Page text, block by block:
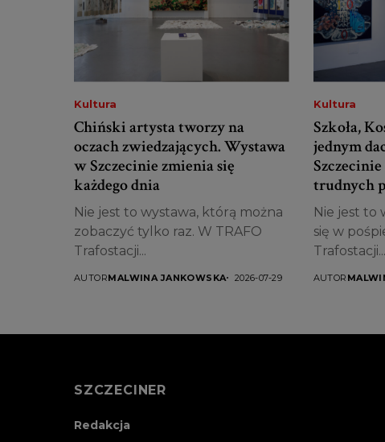
Kultura
Chiński artysta tworzy na
oczach zwiedzających. Wystawa
w Szczecinie zmienia się
każdego dnia
Nie jest to wystawa, którą można
zobaczyć tylko raz. W TRAFO
Trafostacji...
AUTORMALWINA JANKOWSKA 2026-07-29
Kultura
Szkoła,
jednym
trudnych
Nie jest to
się w
Trafostacji...
AUTOR
SZCZECINER
Redakcja